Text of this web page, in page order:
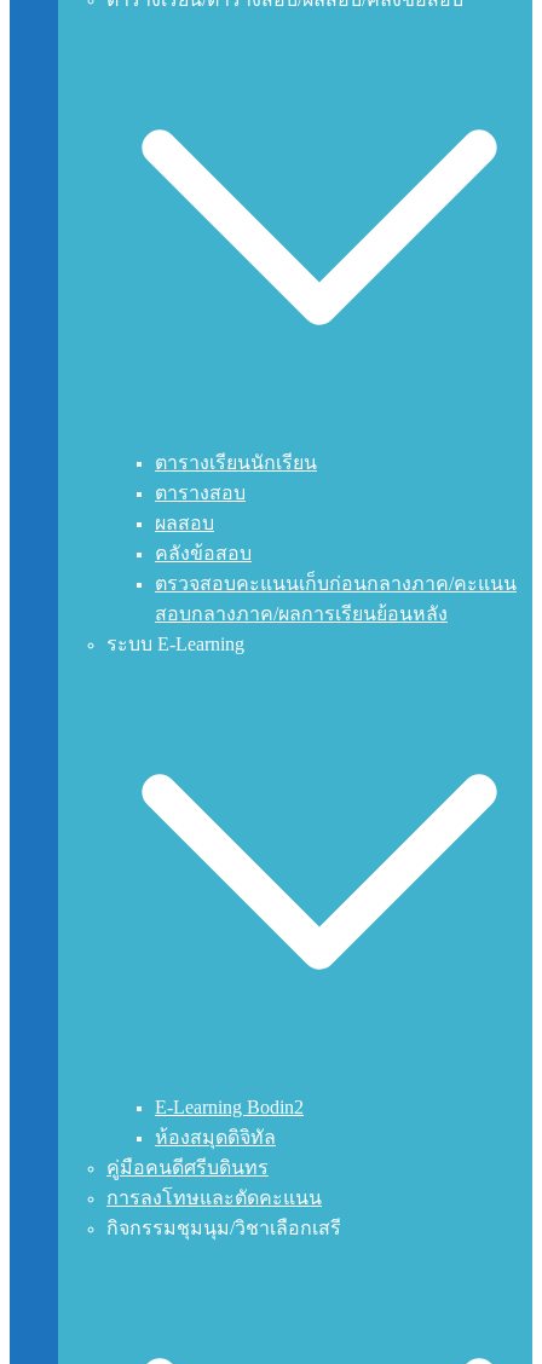
ตารางเรียนนักเรียน
ตารางสอบ
ผลสอบ
คลังข้อสอบ
ตรวจสอบคะแนนเก็บก่อนกลางภาค/คะแนน
สอบกลางภาค/ผลการเรียนย้อนหลัง
ระบบ E-Learning
E-Learning Bodin2
ห้องสมุดดิจิทัล
คู่มือคนดีศรีบดินทร
การลงโทษและตัดคะแนน
กิจกรรมชุมนุม/วิชาเลือกเสรี